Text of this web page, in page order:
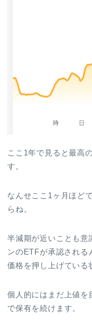
ここ1年で見ると最高
す。
なんせここ1ヶ月ほど
らね。
半減期が近いことも意
ンのETFが承認される
価格を押し上げている
個人的にはまだ上値を
で保有を続けます。